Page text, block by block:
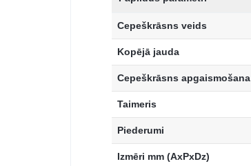
Cepeškrāsns veids
Kopējā jauda
Cepeškrāsns apgaismošana
Taimeris
Piederumi
Izmēri mm (AxPxDz)